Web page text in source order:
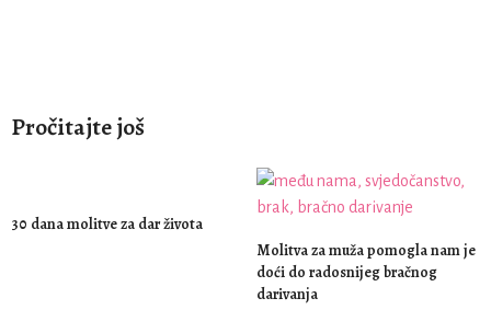
Pročitajte još
30 dana molitve za dar života
Molitva za muža pomogla nam je
doći do radosnijeg bračnog
darivanja